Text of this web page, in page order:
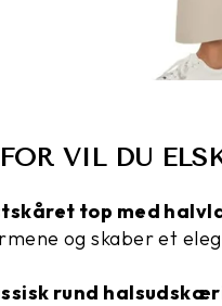
VIL DU
top med
og skaber et
rund